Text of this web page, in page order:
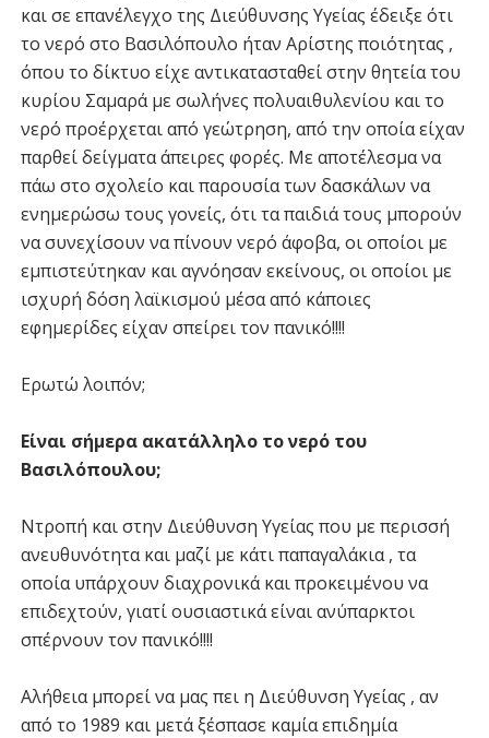
και σε επανέλεγχο της Διεύθυνσης Υγείας έδειξε ότι
το νερό στο Βασιλόπουλο ήταν Αρίστης ποιότητας ,
όπου το δίκτυο είχε αντικατασταθεί στην θητεία του
κυρίου Σαμαρά με σωλήνες πολυαιθυλενίου και το
νερό προέρχεται από γεώτρηση, από την οποία είχαν
παρθεί δείγματα άπειρες φορές. Με αποτέλεσμα να
πάω στο σχολείο και παρουσία των δασκάλων να
ενημερώσω τους γονείς, ότι τα παιδιά τους μπορούν
να συνεχίσουν να πίνουν νερό άφοβα, οι οποίοι με
εμπιστεύτηκαν και αγνόησαν εκείνους, οι οποίοι με
ισχυρή δόση λαϊκισμού μέσα από κάποιες
εφημερίδες είχαν σπείρει τον πανικό!!!!
Ερωτώ λοιπόν;
Είναι σήμερα ακατάλληλο το νερό του
Βασιλόπουλου;
Ντροπή και στην Διεύθυνση Υγείας που με περισσή
ανευθυνότητα και μαζί με κάτι παπαγαλάκια , τα
οποία υπάρχουν διαχρονικά και προκειμένου να
επιδεχτούν, γιατί ουσιαστικά είναι ανύπαρκτοι
σπέρνουν τον πανικό!!!!
Αλήθεια μπορεί να μας πει η Διεύθυνση Υγείας , αν
από το 1989 και μετά ξέσπασε καμία επιδημία